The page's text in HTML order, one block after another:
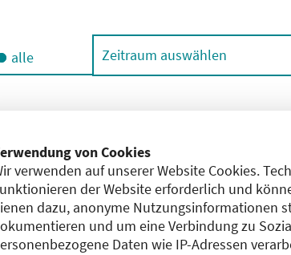
von Cookies
verwenden auf unserer Website Cookies.
der Website erforderlich und
dazu, anonyme Nutzungsinformationen
und um eine Verbindung zu
Daten wie IP-Adressen
alle Zeitraum auswählen
Fachgebiet